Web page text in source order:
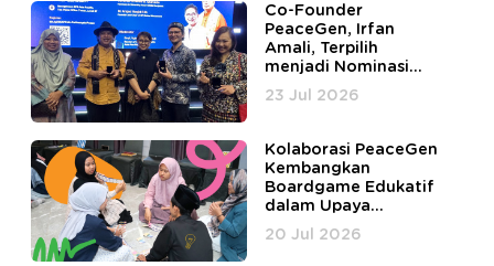
Co-Founder
PeaceGen, Irfan
Amali, Terpilih
menjadi Nominasi
Harmony in Diversity
Awards
23 Jul 2026
Kolaborasi PeaceGen
Kembangkan
Boardgame Edukatif
dalam Upaya
Peningkatan
Kesehatan Mental
20 Jul 2026